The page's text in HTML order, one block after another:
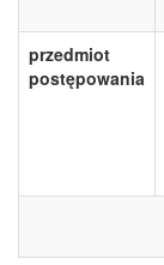
przedmiot
postępowania